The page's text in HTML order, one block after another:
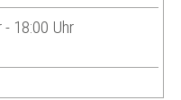
18:00 Uhr